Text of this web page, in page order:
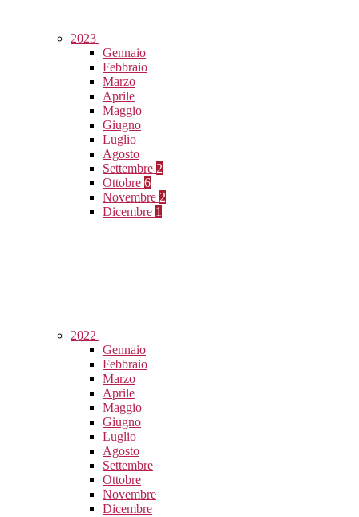
2023
Gennaio
Febbraio
Marzo
Aprile
Maggio
Giugno
Luglio
Agosto
Settembre 2
Ottobre 6
Novembre 2
Dicembre 1
2022
Gennaio
Febbraio
Marzo
Aprile
Maggio
Giugno
Luglio
Agosto
Settembre
Ottobre
Novembre
Dicembre